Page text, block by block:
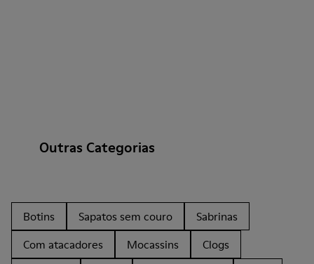
Outras Categorias
Botins Sapatos sem couro
Sabrinas
Com atacadores
Mocassins
Clogs